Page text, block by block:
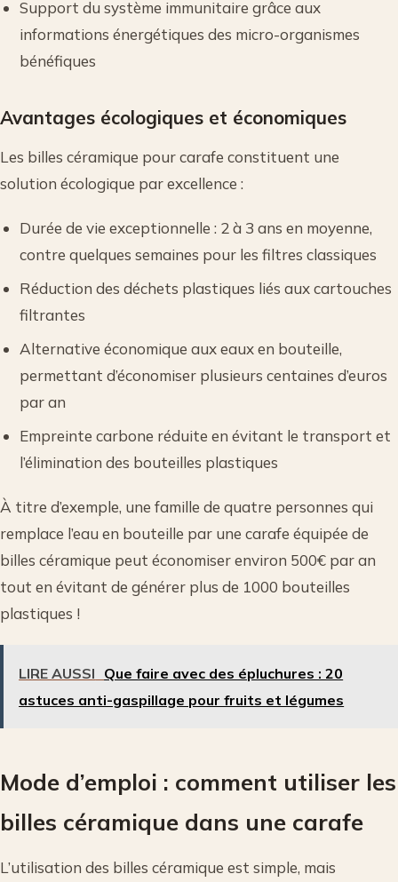
Support du système immunitaire grâce aux
informations énergétiques des micro-organismes
bénéfiques
Avantages écologiques et économiques
Les billes céramique pour carafe constituent une
solution écologique par excellence :
Durée de vie exceptionnelle : 2 à 3 ans en moyenne,
contre quelques semaines pour les filtres classiques
Réduction des déchets plastiques liés aux cartouches
filtrantes
Alternative économique aux eaux en bouteille,
permettant d’économiser plusieurs centaines d’euros
par an
Empreinte carbone réduite en évitant le transport et
l’élimination des bouteilles plastiques
À titre d’exemple, une famille de quatre personnes qui
remplace l’eau en bouteille par une carafe équipée de
billes céramique peut économiser environ 500€ par an
tout en évitant de générer plus de 1000 bouteilles
plastiques !
LIRE AUSSI Que faire avec des épluchures : 20
astuces anti-gaspillage pour fruits et légumes
Mode d’emploi : comment utiliser les
billes céramique dans une carafe
L’utilisation des billes céramique est simple, mais